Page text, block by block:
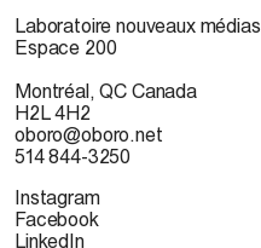
Laboratoire nouveaux médias
Espace 200
Montréal, QC Canada
H2L 4H2
oboro@oboro.net
514 844-3250
Instagram
Facebook
LinkedIn